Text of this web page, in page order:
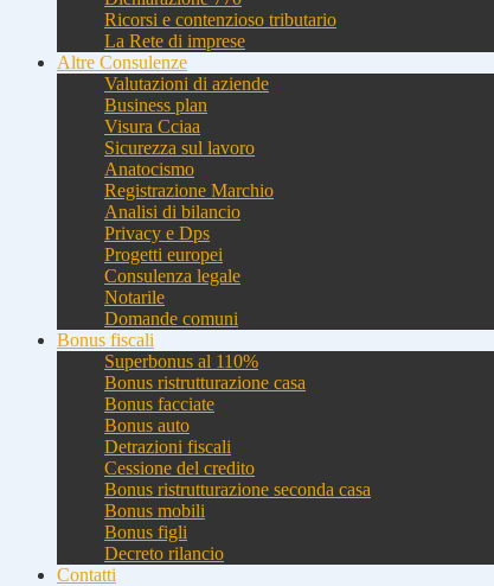
Ricorsi e contenzioso tributario
La Rete di imprese
Altre Consulenze
Valutazioni di aziende
Business plan
Visura Cciaa
Sicurezza sul lavoro
Anatocismo
Registrazione Marchio
Analisi di bilancio
Privacy e Dps
Progetti europei
Consulenza legale
Notarile
Domande comuni
Bonus fiscali
Superbonus al 110%
Bonus ristrutturazione casa
Bonus facciate
Bonus auto
Detrazioni fiscali
Cessione del credito
Bonus ristrutturazione seconda casa
Bonus mobili
Bonus figli
Decreto rilancio
Contatti